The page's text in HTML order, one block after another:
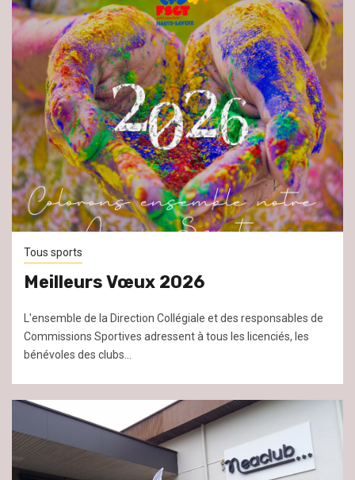
Tous sports
Meilleurs Vœux 2026
L'ensemble de la Direction Collégiale et des responsables de
Commissions Sportives adressent à tous les licenciés, les
bénévoles des clubs...